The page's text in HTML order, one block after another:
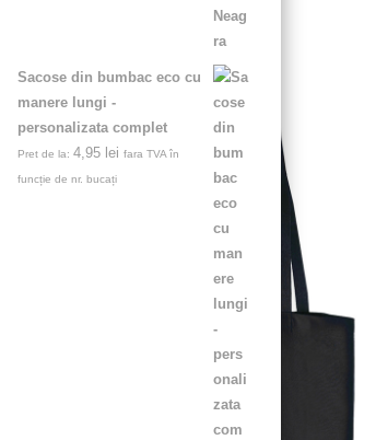
Sacose din bumbac eco cu
manere lungi -
personalizata complet
Pret de la:4,95 lei fara TVA în
funcție de nr. bucați